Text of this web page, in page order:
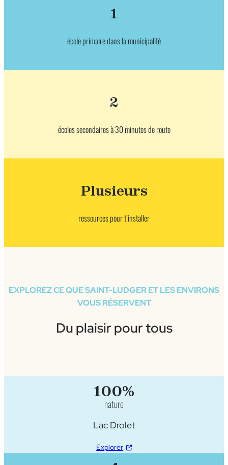
1
école primaire dans la municipalité
2
écoles secondaires à 30 minutes de route
Plusieurs
ressources pour t’installer
EXPLOREZ CE QUE SAINT-LUDGER ET LES ENVIRONS
VOUS RÉSERVENT
Du plaisir pour tous
100%
nature
Lac Drolet
Explorer